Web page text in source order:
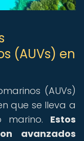
(AUVs) en
(AUVs)
que se lleva a
Estos
avanzados